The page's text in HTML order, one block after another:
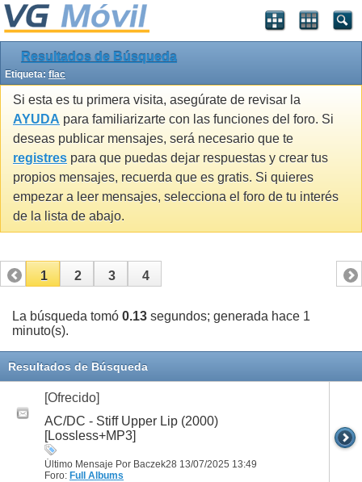
Resultados de Búsqueda
Etiqueta: flac
Si esta es tu primera visita, asegúrate de revisar la
AYUDA para familiarizarte con las funciones del foro. Si
deseas publicar mensajes, será necesario que te
registres para que puedas dejar respuestas y crear tus
propios mensajes, recuerda que es gratis. Si quieres
empezar a leer mensajes, selecciona el foro de tu interés
de la lista de abajo.
1 2 3 4
La búsqueda tomó 0.13 segundos; generada hace 1
minuto(s).
Resultados de Búsqueda
[Ofrecido]
AC/DC - Stiff Upper Lip (2000)
[Lossless+MP3]
Último Mensaje Por Baczek28 13/07/2025 13:49
Foro: Full Albums